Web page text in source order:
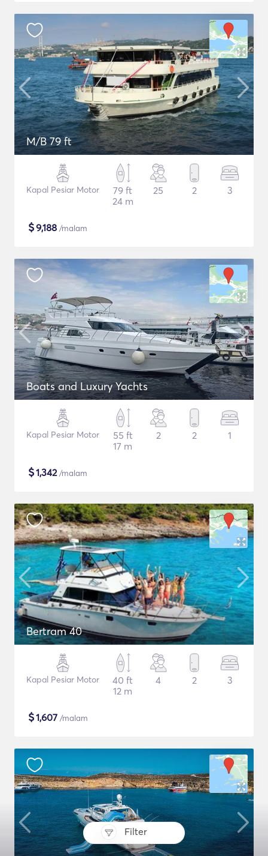
Filter
M/B 79 ft
Kapal Pesiar Motor
79 ft
24 m
25 2 3
$9,188 /malam
Boats and Luxury Yachts
Kapal Pesiar Motor
55 ft
17 m
2 2 1
$1,342/malam
Bertram 40
Kapal Pesiar Motor
40 ft
12 m
4 2 3
$1,607 /malam